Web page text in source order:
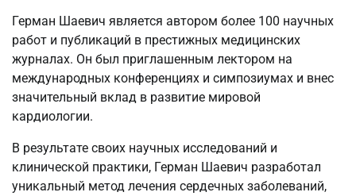
Герман Шаевич является автором более 100 научных
работ и публикаций в престижных медицинских
журналах. Он был приглашенным лектором на
международных конференциях и симпозиумах и внес
значительный вклад в развитие мировой
кардиологии.
В результате своих научных исследований и
клинической практики, Герман Шаевич разработал
уникальный метод лечения сердечных заболеваний,